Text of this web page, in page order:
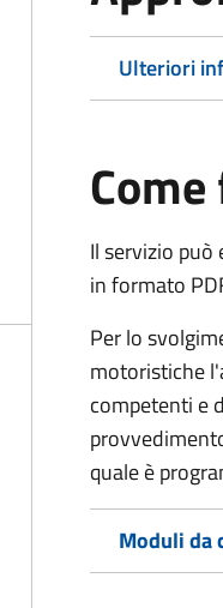
Ulteriori
Il servizio
in formato
Per lo
motoristiche
competenti e
quale è
Moduli da